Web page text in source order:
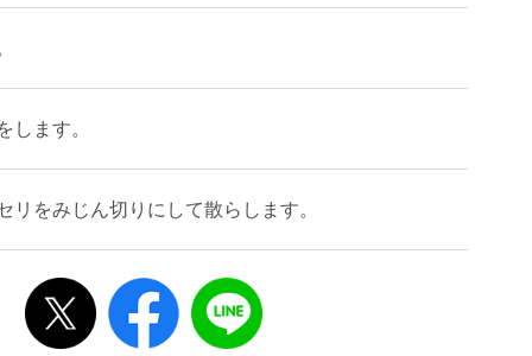
します。
をみじん切りにして散らします。